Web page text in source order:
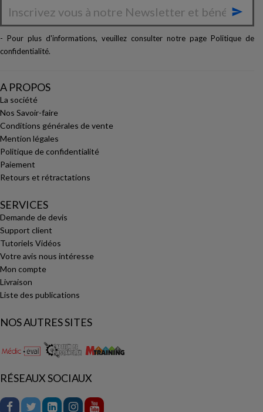

- Pour plus d'informations, veuillez consulter notre page Politique de
confidentialité.
A PROPOS
La société
Nos Savoir-faire
Conditions générales de vente
Mention légales
Politique de confidentialité
Paiement
Retours et rétractations
SERVICES
Demande de devis
Support client
Tutoriels Vidéos
Votre avis nous intéresse
Mon compte
Livraison
Liste des publications
NOS AUTRES SITES
RÉSEAUX SOCIAUX